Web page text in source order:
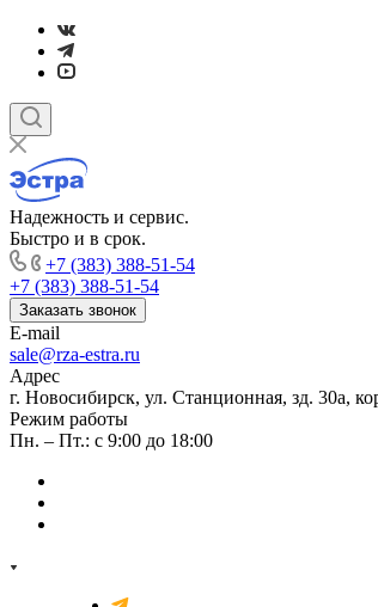
Надежность и сервис.
Быстро и в срок.
+7 (383) 388-51-54
+7 (383) 388-51-54
Заказать звонок
E-mail
sale@rza-estra.ru
Адрес
г. Новосибирск, ул. Станционная, зд. 30а,
Режим работы
Пн. – Пт.: с 9:00 до 18:00